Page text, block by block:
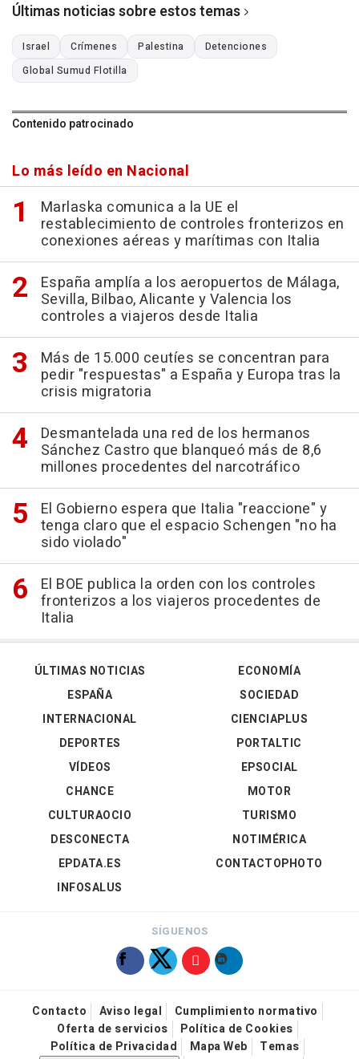
Últimas noticias sobre estos temas
Israel Crímenes Palestina
Detenciones
Global Sumud Flotilla
Contenido patrocinado
Lo más leído en Nacional
Marlaska comunica a la UE el
restablecimiento de controles fronterizos en
conexiones aéreas y marítimas con Italia
España amplía a los aeropuertos de Málaga,
Sevilla, Bilbao, Alicante y Valencia los
controles a viajeros desde Italia
Más de 15.000 ceutíes se concentran para
pedir "respuestas" a España y Europa tras la
crisis migratoria
Desmantelada una red de los hermanos
Sánchez Castro que blanqueó más de 8,6
millones procedentes del narcotráfico
El Gobierno espera que Italia "reaccione" y
tenga claro que el espacio Schengen "no ha
sido violado"
El BOE publica la orden con los controles
fronterizos a los viajeros procedentes de
Italia
ÚLTIMAS NOTICIAS
ESPAÑA
INTERNACIONAL
DEPORTES
VÍDEOS
ECONOMÍA
SOCIEDAD
CIENCIAPLUS
PORTALTIC
EPSOCIAL
CHANCE
CULTURAOCIO
DESCONECTA
EPDATA.ES
INFOSALUS
MOTOR
TURISMO
NOTIMÉRICA
CONTACTOPHOTO
SÍGUENOS
Contacto Aviso legal
Cumplimiento normativo
Oferta de servicios
Política de Cookies
Política de Privacidad
Mapa Web
Temas